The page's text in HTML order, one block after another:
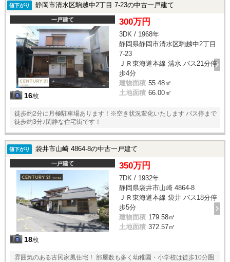
値下がり 静岡市清水区駒越中2丁目 7-23の中古一戸建て
一戸建て
16枚
300万円
3DK / 1968年
静岡県静岡市清水区駒越中2丁目
7-23
ＪＲ東海道本線 清水 バス21分停
歩4分
建物面積 55.48㎡
土地面積 66.00㎡
徒歩約2分に月極駐車場あります！※空き状況変化いたします バス停まで
徒歩約3分♪閑静な住宅街です！
値下がり 袋井市山崎 4864-8の中古一戸建て
一戸建て
18枚
350万円
7DK / 1932年
静岡県袋井市山崎 4864-8
ＪＲ東海道本線 袋井 バス18分停
歩5分
建物面積 179.58㎡
土地面積 372.57㎡
雰囲気のある古民家風住宅！ 部屋数も多く幼稚園・小学校は徒歩10分圏